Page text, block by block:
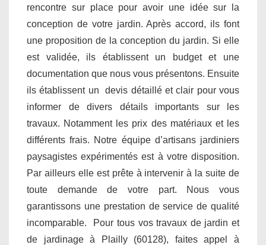
rencontre sur place pour avoir une idée sur la
conception de votre jardin. Après accord, ils font
une proposition de la conception du jardin. Si elle
est validée, ils établissent un budget et une
documentation que nous vous présentons. Ensuite
ils établissent un devis détaillé et clair pour vous
informer de divers détails importants sur les
travaux. Notamment les prix des matériaux et les
différents frais. Notre équipe d’artisans jardiniers
paysagistes expérimentés est à votre disposition.
Par ailleurs elle est prête à intervenir à la suite de
toute demande de votre part. Nous vous
garantissons une prestation de service de qualité
incomparable. Pour tous vos travaux de jardin et
de jardinage à Plailly (60128), faites appel à